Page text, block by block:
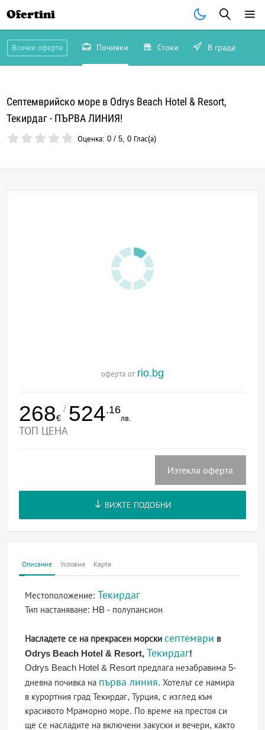
Ofertini
Всички оферти Почивки Стоки В града
Септемврийско море в Odrys Beach Hotel & Resort,
Текирдаг - ПЪРВА ЛИНИЯ!
Оценка:0 /5,0 Глас(а)
оферта от rio.bg
268€
/ 524.16
лв.
ТОП ЦЕНА
Изтекла оферта
ВИЖТЕ ПОДОБНИ
Описание Условия Карта
Местоположение: Текирдаг
Тип настаняване: HB - полупансион
Насладете се на прекрасен морскисептември в
Odrys Beach Hotel & Resort, Текирдаг!
Odrys Beach Hotel & Resort предлага незабравима 5-
дневна почивка на първа линия. Хотелът се намира
в курортния град Текирдаг, Турция, с изглед към
красивото Мраморно море. По време на престоя си
ще се насладите на включени закуски и вечери, както